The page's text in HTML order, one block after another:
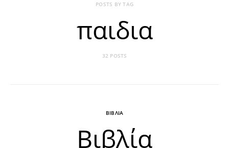
POSTS BY TAG
παιδια
32 POSTS
ΒΙΒΛΙΑ
Βιβλία